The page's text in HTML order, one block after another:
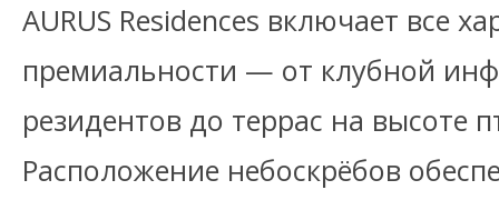
AURUS Residences включает все
премиальности — от клубной
резидентов до террас на высоте
Расположение небоскрёбов